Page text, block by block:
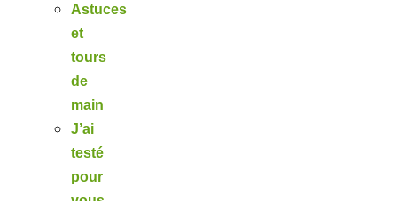
Astuces
et
tours
de
main
J’ai
testé
pour